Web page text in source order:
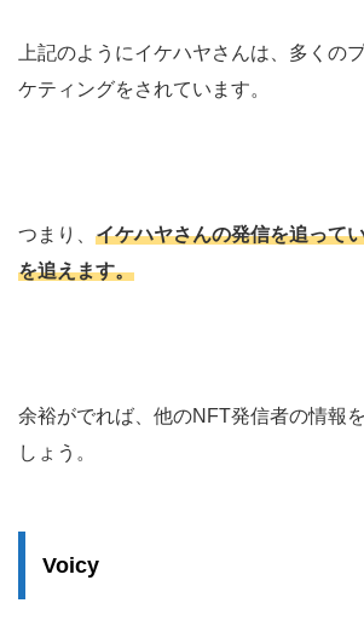
上記のようにイケハヤさんは、多くの
ケティングをされています。
つまり、 イケハヤさんの発信を追って
を追えます。
余裕がでれば、他のNFT発信者の情報
しょう。
Voicy